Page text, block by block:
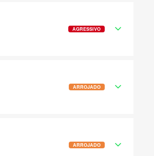
AGRESSIVO
ARROJADO
ARROJADO